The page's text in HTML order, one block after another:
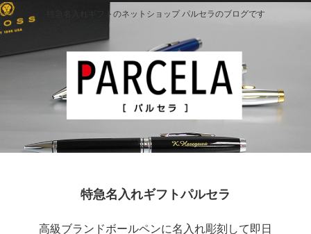
特急名入れギフトのネットショップ パルセラのブログです
特急名入れギフトパルセラ
高級ブランドボールペンに名入れ彫刻して即日